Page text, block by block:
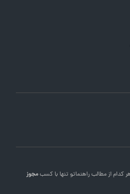
راهنماتو تنها با کسبمجوز